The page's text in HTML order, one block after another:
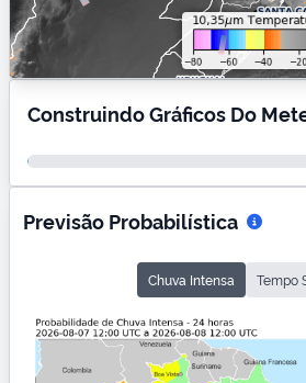
Construindo Gráficos Do
Previsão Probabilística
Chuva Intensa Tempo